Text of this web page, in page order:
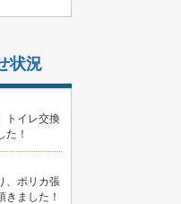
状況
トイレ交換
た！
、ポリカ張
きました！